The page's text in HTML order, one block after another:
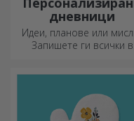
дневници
Идеи, планове или
Запишете ги всички в